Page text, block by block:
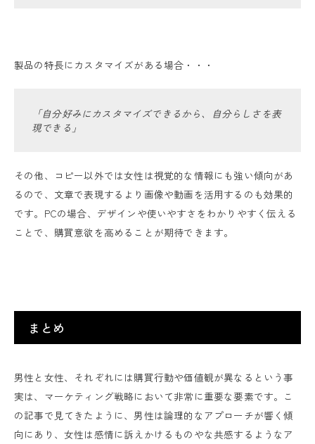
製品の特長にカスタマイズがある場合・・・
「自分好みにカスタマイズできるから、自分らしさを表
現できる」
その他、コピー以外では女性は視覚的な情報にも強い傾向があ
るので、文章で表現するより画像や動画を活用するのも効果的
です。PCの場合、デザインや使いやすさをわかりやすく伝える
ことで、購買意欲を高めることが期待できます。
まとめ
男性と女性、それぞれには購買行動や価値観が異なるという事
実は、マーケティング戦略において非常に重要な要素です。こ
の記事で見てきたように、男性は論理的なアプローチが響く傾
向にあり、女性は感情に訴えかけるものやな共感するようなア